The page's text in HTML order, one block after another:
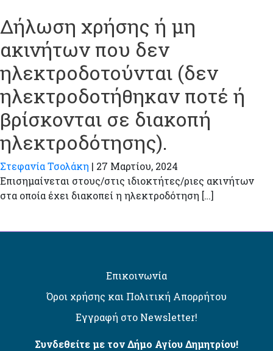
Δήλωση χρήσης ή μη
ακινήτων που δεν
ηλεκτροδοτούνται (δεν
ηλεκτροδοτήθηκαν ποτέ ή
βρίσκονται σε διακοπή
ηλεκτροδότησης).
Στεφανία Τσολάκη | 27 Μαρτίου, 2024
Επισημαίνεται στους/στις ιδιοκτήτες/ριες ακινήτων
στα οποία έχει διακοπεί η ηλεκτροδότηση […]
Επικοινωνία
Όροι χρήσης και Πολιτική Απορρήτου
Εγγραφή στο Newsletter!
Συνδεθείτε με τον Δήμο Αγίου Δημητρίου!